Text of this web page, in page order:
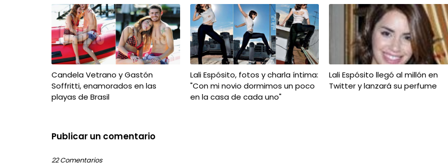
Candela Vetrano y Gastón
Soffritti, enamorados en las
playas de Brasil
Lali Espósito, fotos y charla íntima:
"Con mi novio dormimos un poco
en la casa de cada uno"
Lali Espósito llegó al millón en
Twitter y lanzará su perfume
Publicar un comentario
22 Comentarios